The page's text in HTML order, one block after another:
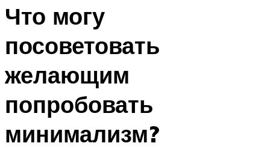
Что могу
посоветовать
желающим
попробовать
минимализм?